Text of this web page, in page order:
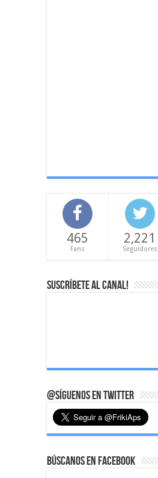
465
Fans
2,221
Seguidores
Suscríbete al canal!
@Síguenos en Twitter
Búscanos en Facebook